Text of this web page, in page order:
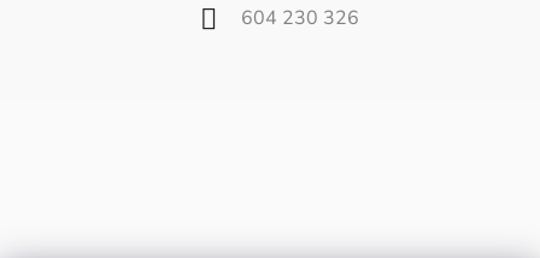
604 230 326